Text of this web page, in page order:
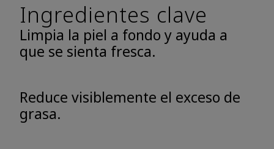
Ingredientes clave
Limpia la piel a fondo y ayuda a
que se sienta fresca.
Reduce visiblemente el exceso de
grasa.